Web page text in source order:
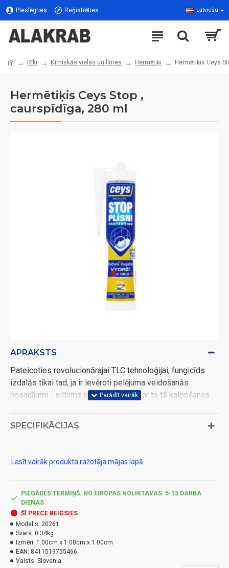
Pieslēgties Reģistrēties Latviešu
Rīki Ķīmiskās vielas un līmes Hermētiķi Hermētiķis Ceys
Hermētiķis Ceys Stop ,
caurspīdīga, 280 ml
APRAKSTS
Pateicoties revolucionārajai TLC tehnoloģijai, fungicīds
izdalās tikai tad, ja ir ievēroti pelējuma veidošanās
nosacījumi - siltums un mitrums, līdz ar to tā kalpošanas
veidošanos.
SPECIFIKĀCIJAS
Lasīt vairāk produkta ražotāja mājas lapā
PIEGĀDES TERMIŅŠ. NO EIROPAS NOLIKTAVAS: 5-15 DARBA
DIENAS
ŠĪ PRECE BEIGSIES
Modelis: 20261
Svars: 0.34kg
Izmēri: 1.00cm x 1.00cm x 1.00cm
EAN: 8411519755466
Valsts: Slovenia